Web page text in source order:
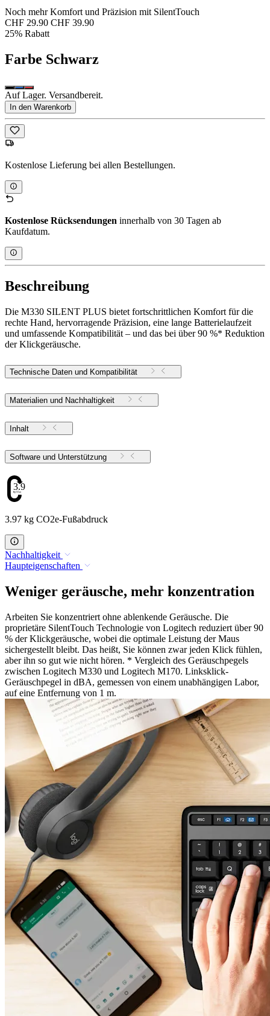
Noch mehr Komfort und Präzision mit SilentTouch
CHF 29.90 CHF 39.90
25% Rabatt
Farbe Schwarz
Auf Lager. Versandbereit.
In den Warenkorb
Kostenlose Lieferung bei allen Bestellungen.
Kostenlose Rücksendungen innerhalb von 30 Tagen ab
Kaufdatum.
Beschreibung
Die M330 SILENT PLUS bietet fortschrittlichen Komfort für die
rechte Hand, hervorragende Präzision, eine lange Batterielaufzeit
und umfassende Kompatibilität – und das bei über 90 %* Reduktion
der Klickgeräusche.
Technische Daten und Kompatibilität
Materialien und Nachhaltigkeit
Inhalt
Software und Unterstützung
3.97
3.97 kg CO2e-Fußabdruck
Nachhaltigkeit
Haupteigenschaften
Weniger geräusche, mehr konzentration
Arbeiten Sie konzentriert ohne ablenkende Geräusche. Die
proprietäre SilentTouch Technologie von Logitech reduziert über 90
% der Klickgeräusche, wobei die optimale Leistung der Maus
sichergestellt bleibt. Das heißt, Sie können zwar jeden Klick fühlen,
aber ihn so gut wie nicht hören. * Vergleich des Geräuschpegels
zwischen Logitech M330 und Logitech M170. Linksklick-
Geräuschpegel in dBA, gemessen von einem unabhängigen Labor,
auf eine Entfernung von 1 m.